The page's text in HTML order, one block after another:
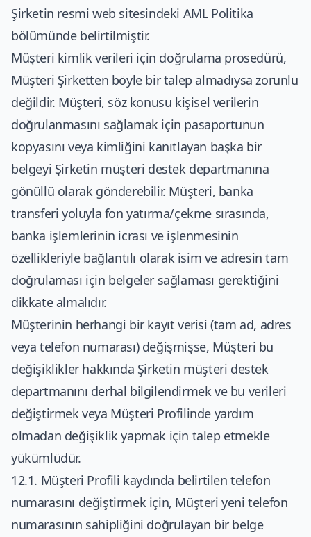
Şirketin resmi web sitesindeki AML Politika
bölümünde belirtilmiştir.
Müşteri kimlik verileri için doğrulama prosedürü,
Müşteri Şirketten böyle bir talep almadıysa zorunlu
değildir. Müşteri, söz konusu kişisel verilerin
doğrulanmasını sağlamak için pasaportunun
kopyasını veya kimliğini kanıtlayan başka bir
belgeyi Şirketin müşteri destek departmanına
gönüllü olarak gönderebilir. Müşteri, banka
transferi yoluyla fon yatırma/çekme sırasında,
banka işlemlerinin icrası ve işlenmesinin
özellikleriyle bağlantılı olarak isim ve adresin tam
doğrulaması için belgeler sağlaması gerektiğini
dikkate almalıdır.
Müşterinin herhangi bir kayıt verisi (tam ad, adres
veya telefon numarası) değişmişse, Müşteri bu
değişiklikler hakkında Şirketin müşteri destek
departmanını derhal bilgilendirmek ve bu verileri
değiştirmek veya Müşteri Profilinde yardım
olmadan değişiklik yapmak için talep etmekle
yükümlüdür.
12.1. Müşteri Profili kaydında belirtilen telefon
numarasını değiştirmek için, Müşteri yeni telefon
numarasının sahipliğini doğrulayan bir belge